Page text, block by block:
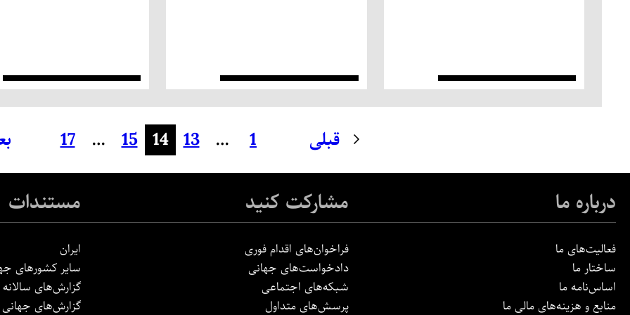
قبلی 1
…
13
14
15
…
17
درباره ما
فعالیت‌های ما
ساختار ما
اساس‌نامه ما
منابع و هزینه‌های مالی ما
مشارکت کنید
فراخوان‌های اقدام فوری
دادخواست‌های جهانی
شبکه‌های اجتماعی
پرسش‌های متداول
مستندات
ایران
سایر کشورهای
گزارش‌های سالانه
گزارش‌های جهانی